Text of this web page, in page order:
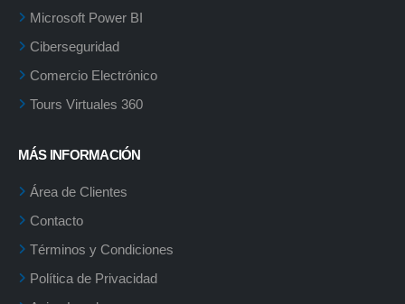
Microsoft Power BI
Ciberseguridad
Comercio Electrónico
Tours Virtuales 360
MÁS INFORMACIÓN
Área de Clientes
Contacto
Términos y Condiciones
Política de Privacidad